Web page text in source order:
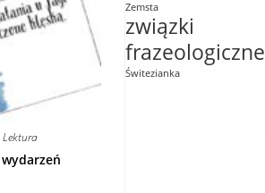
Lektura
Zemsta
związki
frazeologiczne
Świtezianka